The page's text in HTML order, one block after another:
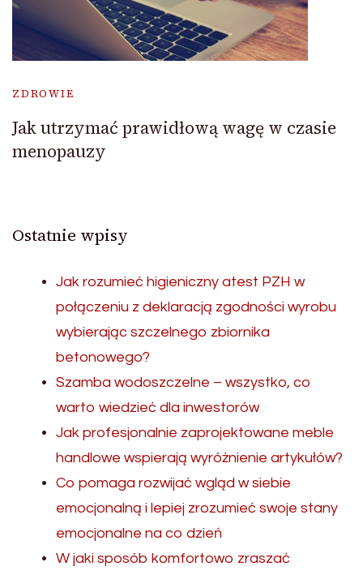
ZDROWIE
Jak utrzymać prawidłową wagę w czasie
menopauzy
Ostatnie wpisy
Jak rozumieć higieniczny atest PZH w
połączeniu z deklaracją zgodności wyrobu
wybierając szczelnego zbiornika
betonowego?
Szamba wodoszczelne – wszystko, co
warto wiedzieć dla inwestorów
Jak profesjonalnie zaprojektowane meble
handlowe wspierają wyróżnienie artykułów?
Co pomaga rozwijać wgląd w siebie
emocjonalną i lepiej zrozumieć swoje stany
emocjonalne na co dzień
W jaki sposób komfortowo zraszać